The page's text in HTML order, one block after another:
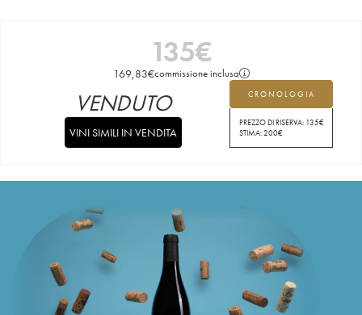
135€
169,83€commissione inclusa
CRONOLOGIA
PREZZO DI RISERVA: 135€
STIMA:200€
VENDUTO
VINI SIMILI IN VENDITA